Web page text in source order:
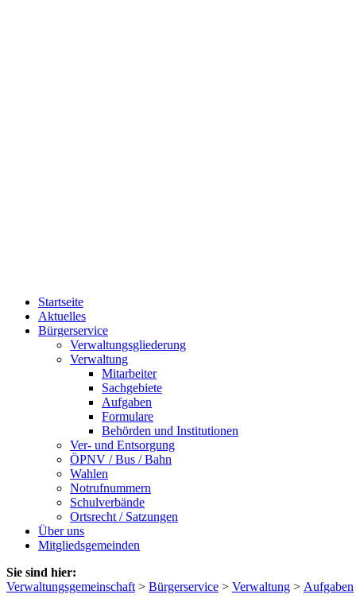
Startseite
Aktuelles
Bürgerservice
Verwaltungsgliederung
Verwaltung
Mitarbeiter
Sachgebiete
Aufgaben
Formulare
Behörden und Institutionen
Ver- und Entsorgung
ÖPNV / Bus / Bahn
Wahlen
Notrufnummern
Schulverbände
Ortsrecht / Satzungen
Über uns
Mitgliedsgemeinden
Sie sind hier:
Verwaltungsgemeinschaft > Bürgerservice > Verwaltung > Aufgaben